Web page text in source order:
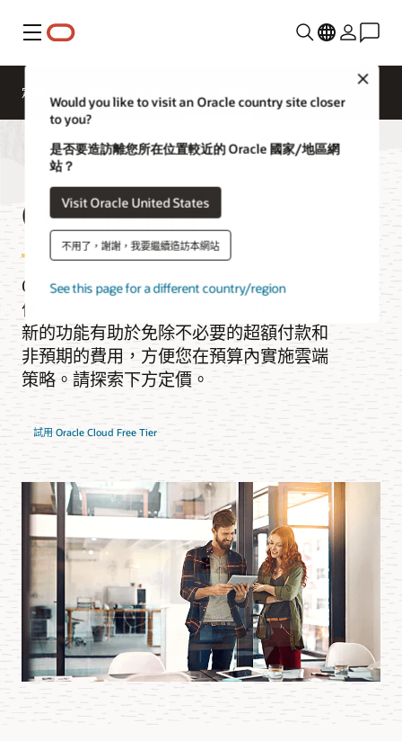
功能表
Would you like to visit an Oracle country site closer
to you?
是否要造訪離您所在位置較近的 Oracle 國家/地區網
站？
Visit Oracle United States
不用了，謝謝，我要繼續造訪本網站
See this page for a different country/region
定價
OCI 價目表
Oracle Cloud Infrastructure (OCI) 提供方
便客戶使用的方法，以節省雲端成本。創
新的功能有助於免除不必要的超額付款和
非預期的費用，方便您在預算內實施雲端
策略。請探索下方定價。
試用 Oracle Cloud Free Tier